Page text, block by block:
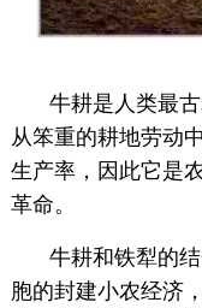
牛耕是人类最
从笨重的耕地劳动
生产率，因此它是
革命。
牛耕和铁犁的
胞的封建小农经济